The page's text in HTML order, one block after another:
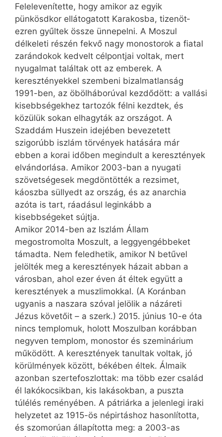
Felelevenítette, hogy amikor az egyik
pünkösdkor ellátogatott Karakosba, tizenöt­
ezren gyűltek össze ünnepelni. A Moszul
délkeleti részén fekvő nagy monostorok a fiatal
zarándokok kedvelt célpontjai voltak, mert
nyugalmat találtak ott az emberek. A
keresztényekkel szembeni bizalmatlanság
1991-ben, az öbölháborúval kezdődött: a vallási
kisebbségekhez tartozók félni kezdtek, és
közülük sokan elhagyták az országot. A
Szaddám Huszein idejében bevezetett
szigorúbb iszlám törvények hatására már
ebben a korai időben megindult a keresztények
elvándorlása. Amikor 2003-ban a nyugati
szövetségesek megdöntötték a rezsimet,
káoszba süllyedt az ország, és az anarchia
azóta is tart, ráadásul leginkább a
kisebbségeket sújtja.
Amikor 2014-ben az Iszlám Állam
megostromolta Moszult, a leggyengébbeket
támadta. Nem feledhetik, amikor N betűvel
jelölték meg a keresztények házait abban a
városban, ahol ezer éven át éltek együtt a
keresztények a muszlimokkal. (A Koránban
ugyanis a naszara szóval jelölik a názáreti
Jézus követőit – a szerk.) 2015. június 10-e óta
nincs templomuk, holott Moszulban korábban
negyven templom, monostor és szeminárium
működött. A keresztények tanultak voltak, jó
körülmények között, békében éltek. Álmaik
azonban szertefoszlottak: ma több ezer család
él lakókocsikban, kis lakásokban, a puszta
túlélés reményében. A pátriárka a jelenlegi iraki
helyzetet az 1915-ös nép­irtáshoz hasonlította,
és szomorúan állapította meg: a 2003-as